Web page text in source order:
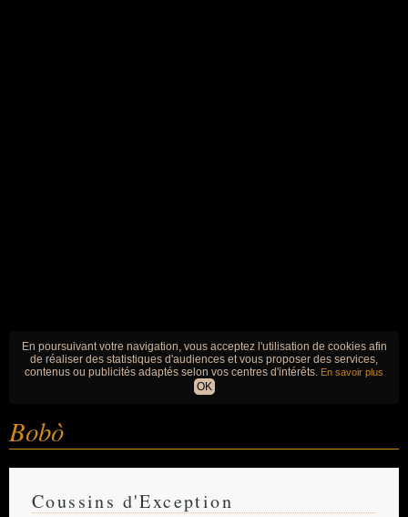
En poursuivant votre navigation, vous acceptez l'utilisation de cookies afin
de réaliser des statistiques d'audiences et vous proposer des services,
contenus ou publicités adaptés selon vos centres d'intérêts. En savoir plus
OK
Bobò
Coussins d'Exception